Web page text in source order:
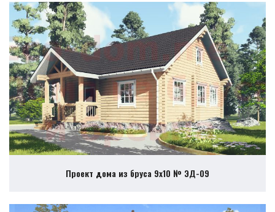
Проект дома из бруса 9х10 № ЭД-09